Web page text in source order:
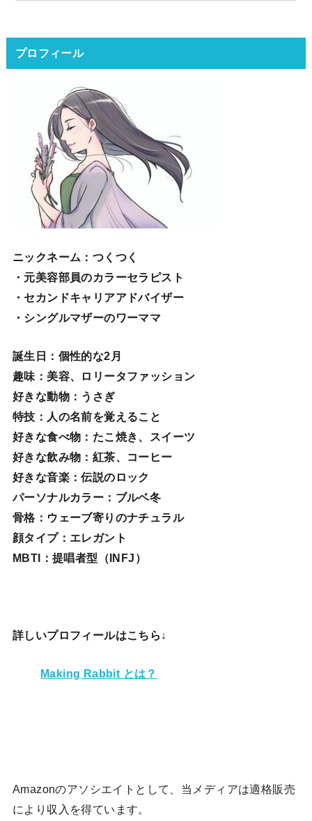
プロフィール
ニックネーム ：つくつく
・元美容部員のカラーセラピスト
・セカンドキャリアアドバイザー
・シングルマザーのワーママ
誕生日 ：個性的な2月
趣味 ：美容、ロリータファッション
好きな動物：うさぎ
特技 ：人の名前を覚えること
好きな食べ物 ：たこ焼き、スイーツ
好きな飲み物：紅茶、コーヒー
好きな音楽：伝説のロック
パーソナルカラー：ブルベ冬
骨格：ウェーブ寄りのナチュラル
顔タイプ：エレガン ト
MBTI：提唱者型（INFJ）
詳しいプロフィールはこちら↓
Making Rabbit とは？
Amazonのアソシエイトとして、当メディアは適格販売
により収入を得ています。